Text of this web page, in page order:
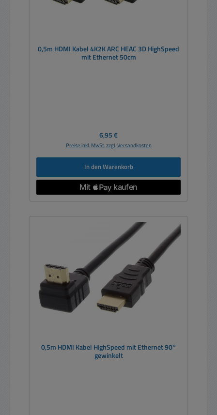
0,5m HDMI Kabel 4K2K ARC HEAC 3D HighSpeed
mit Ethernet 50cm
Regulärer Preis:
6,95 €
Preise inkl. MwSt. zzgl. Versandkosten
In den Warenkorb
0,5m HDMI Kabel HighSpeed mit Ethernet 90°
gewinkelt